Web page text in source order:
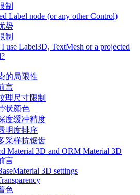
制
Label node (or any other Control)
势
制
use Label3D, TextMesh or a projected
的局限性
言
理尺寸限制
状颜色
度缓冲精度
明度排序
采样抗锯齿
Material 3D and ORM Material 3D
言
3D settings
色